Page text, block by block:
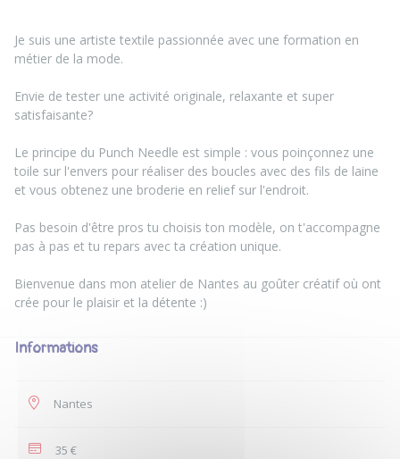
Je suis une artiste textile passionnée avec une formation en
métier de la mode.
Envie de tester une activité originale, relaxante et super
satisfaisante?
Le principe du Punch Needle est simple : vous poinçonnez une
toile sur l'envers pour réaliser des boucles avec des fils de laine
et vous obtenez une broderie en relief sur l'endroit.
Pas besoin d'être pros tu choisis ton modèle, on t'accompagne
pas à pas et tu repars avec ta création unique.
Bienvenue dans mon atelier de Nantes au goûter créatif où ont
Informations
Nantes
35 €